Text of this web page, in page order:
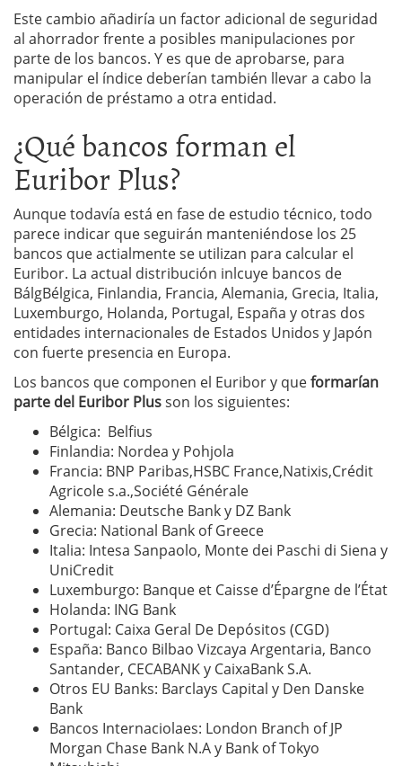
Este cambio añadiría un factor adicional de seguridad
al ahorrador frente a posibles manipulaciones por
parte de los bancos. Y es que de aprobarse, para
manipular el índice deberían también llevar a cabo la
operación de préstamo a otra entidad.
¿Qué bancos forman el
Euribor Plus?
Aunque todavía está en fase de estudio técnico, todo
parece indicar que seguirán manteniéndose los 25
bancos que actialmente se utilizan para calcular el
Euribor. La actual distribución inlcuye bancos de
BálgBélgica, Finlandia, Francia, Alemania, Grecia, Italia,
Luxemburgo, Holanda, Portugal, España y otras dos
entidades internacionales de Estados Unidos y Japón
con fuerte presencia en Europa.
Los bancos que componen el Euribor y queformarían
parte del Euribor Plusson los siguientes:
Bélgica: Belfius
Finlandia: Nordea y Pohjola
Francia: BNP Paribas,HSBC France,Natixis,Crédit
Agricole s.a.,Société Générale
Alemania: Deutsche Bank y DZ Bank
Grecia: National Bank of Greece
Italia: Intesa Sanpaolo, Monte dei Paschi di Siena y
UniCredit
Luxemburgo: Banque et Caisse d’Épargne de l’État
Holanda: ING Bank
Portugal: Caixa Geral De Depósitos (CGD)
España: Banco Bilbao Vizcaya Argentaria, Banco
Santander, CECABANK y CaixaBank S.A.
Otros EU Banks: Barclays Capital y Den Danske
Bank
Bancos Internaciolaes: London Branch of JP
Morgan Chase Bank N.A y Bank of Tokyo